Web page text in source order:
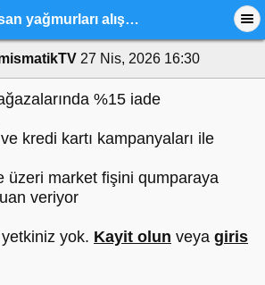
nisan yağmurları alışveriş kervanı 2026,
27 Nis, 2026 16:30
%15 iade
kredi kartı kampanyaları ile
üzeri market fişini qumparaya
veriyor
yok. Kayit olun veya giris